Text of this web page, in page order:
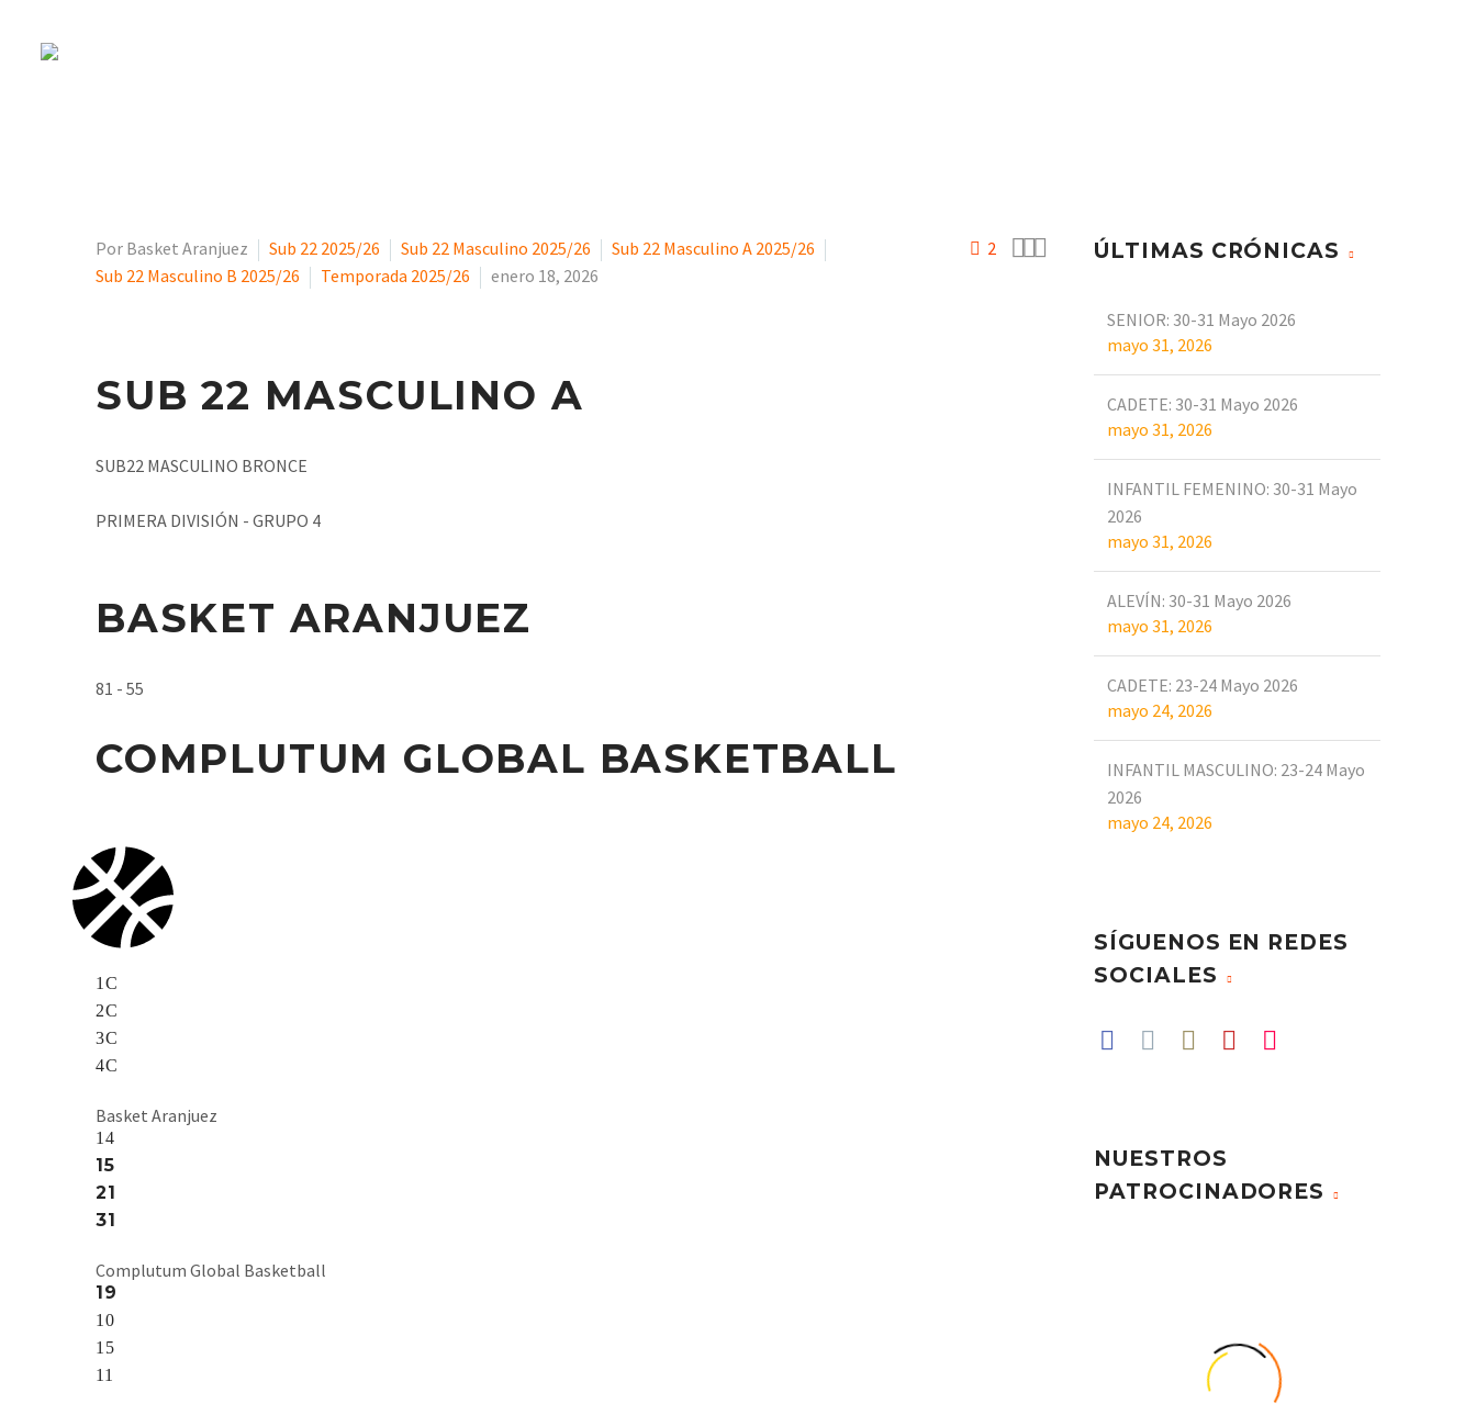
SUB 22: 17-18 ENERO 2026
2 
Por Basket Aranjuez Sub 22 2025/26 Sub 22 Masculino 2025/26
Sub 22 Masculino A 2025/26
Sub 22 Masculino B 2025/26
Temporada 2025/26 enero 18, 2026
SUB 22 MASCULINO A
SUB22 MASCULINO BRONCE
PRIMERA DIVISIÓN - GRUPO 4
BASKET ARANJUEZ
81 - 55
COMPLUTUM GLOBAL BASKETBALL
1C
2C
3C
4C
Basket Aranjuez
14
15
21
31
Complutum Global Basketball
19
10
15
11
ÚLTIMAS CRÓNICAS
SENIOR: 30-31 Mayo 2026
mayo 31, 2026
CADETE: 30-31 Mayo 2026
mayo 31, 2026
INFANTIL FEMENINO: 30-31 Mayo
2026
mayo 31, 2026
ALEVÍN: 30-31 Mayo 2026
mayo 31, 2026
CADETE: 23-24 Mayo 2026
mayo 24, 2026
INFANTIL MASCULINO: 23-24 Mayo
2026
mayo 24, 2026
SÍGUENOS EN REDES
SOCIALES
NUESTROS
PATROCINADORES